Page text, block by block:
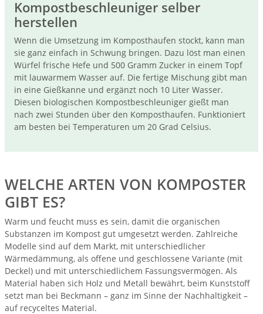
Kompostbeschleuniger selber
herstellen
Wenn die Umsetzung im Komposthaufen stockt, kann man
sie ganz einfach in Schwung bringen. Dazu löst man einen
Würfel frische Hefe und 500 Gramm Zucker in einem Topf
mit lauwarmem Wasser auf. Die fertige Mischung gibt man
in eine Gießkanne und ergänzt noch 10 Liter Wasser.
Diesen biologischen Kompostbeschleuniger gießt man
nach zwei Stunden über den Komposthaufen. Funktioniert
am besten bei Temperaturen um 20 Grad Celsius.
WELCHE ARTEN VON KOMPOSTER
GIBT ES?
Warm und feucht muss es sein, damit die organischen
Substanzen im Kompost gut umgesetzt werden. Zahlreiche
Modelle sind auf dem Markt, mit unterschiedlicher
Wärmedämmung, als offene und geschlossene Variante (mit
Deckel) und mit unterschiedlichem Fassungsvermögen. Als
Material haben sich Holz und Metall bewährt, beim Kunststoff
setzt man bei Beckmann – ganz im Sinne der Nachhaltigkeit –
auf recyceltes Material.